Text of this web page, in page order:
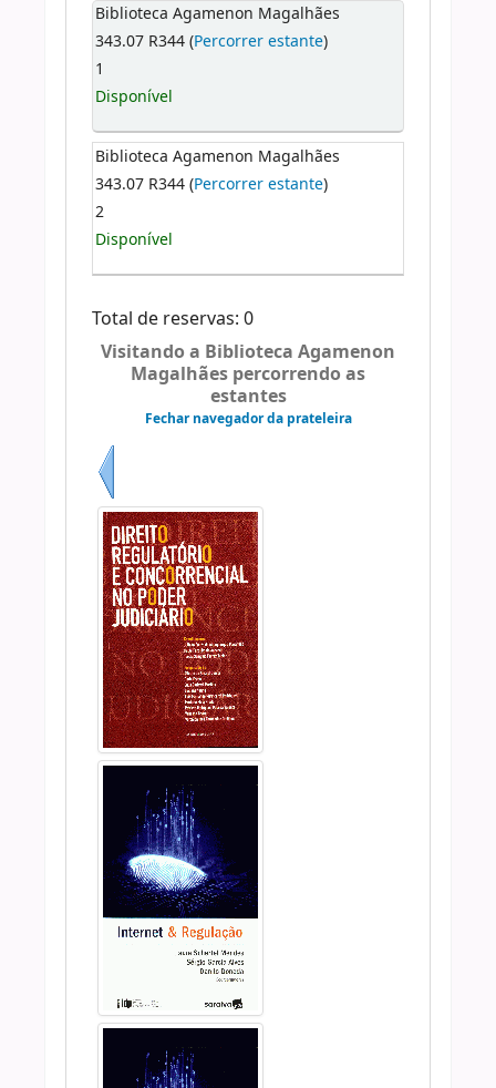
Biblioteca Agamenon Magalhães
343.07 R344 (Percorrer estante)
1
Disponível
Biblioteca Agamenon Magalhães
343.07 R344 (Percorrer estante)
2
Disponível
Total de reservas: 0
Visitando a Biblioteca Agamenon
Magalhães percorrendo as
estantes
Fechar navegador da prateleira
Anterior